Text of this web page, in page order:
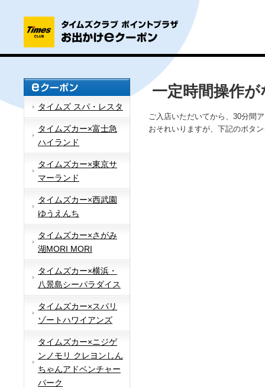
タイムズ スパ・レスタ
タイムズカー×富士急
ハイランド
タイムズカー×東京サ
マーランド
タイムズカー×西武園
ゆうえんち
タイムズカー×さがみ
湖MORI MORI
タイムズカー×横浜・
八景島シーパラダイス
タイムズカー×スパリ
ゾートハワイアンズ
タイムズカー×ニジゲ
ンノモリ クレヨンしん
ちゃんアドベンチャー
パーク
一定時間操作
ご入店いただいてから、30分間
おそれいりますが、下記のボタ